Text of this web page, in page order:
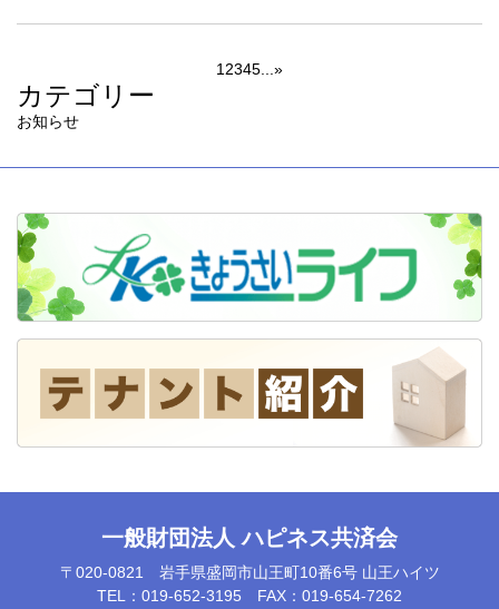
1 2345 »
カテゴリー
お知らせ
一般財団法人 ハピネス共済会
〒020-0821 岩手県盛岡市山王町10番6号 山王ハイツ
TEL：019-652-3195 FAX：019-654-7262